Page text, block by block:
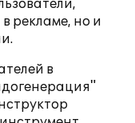
рекламе, но и
в